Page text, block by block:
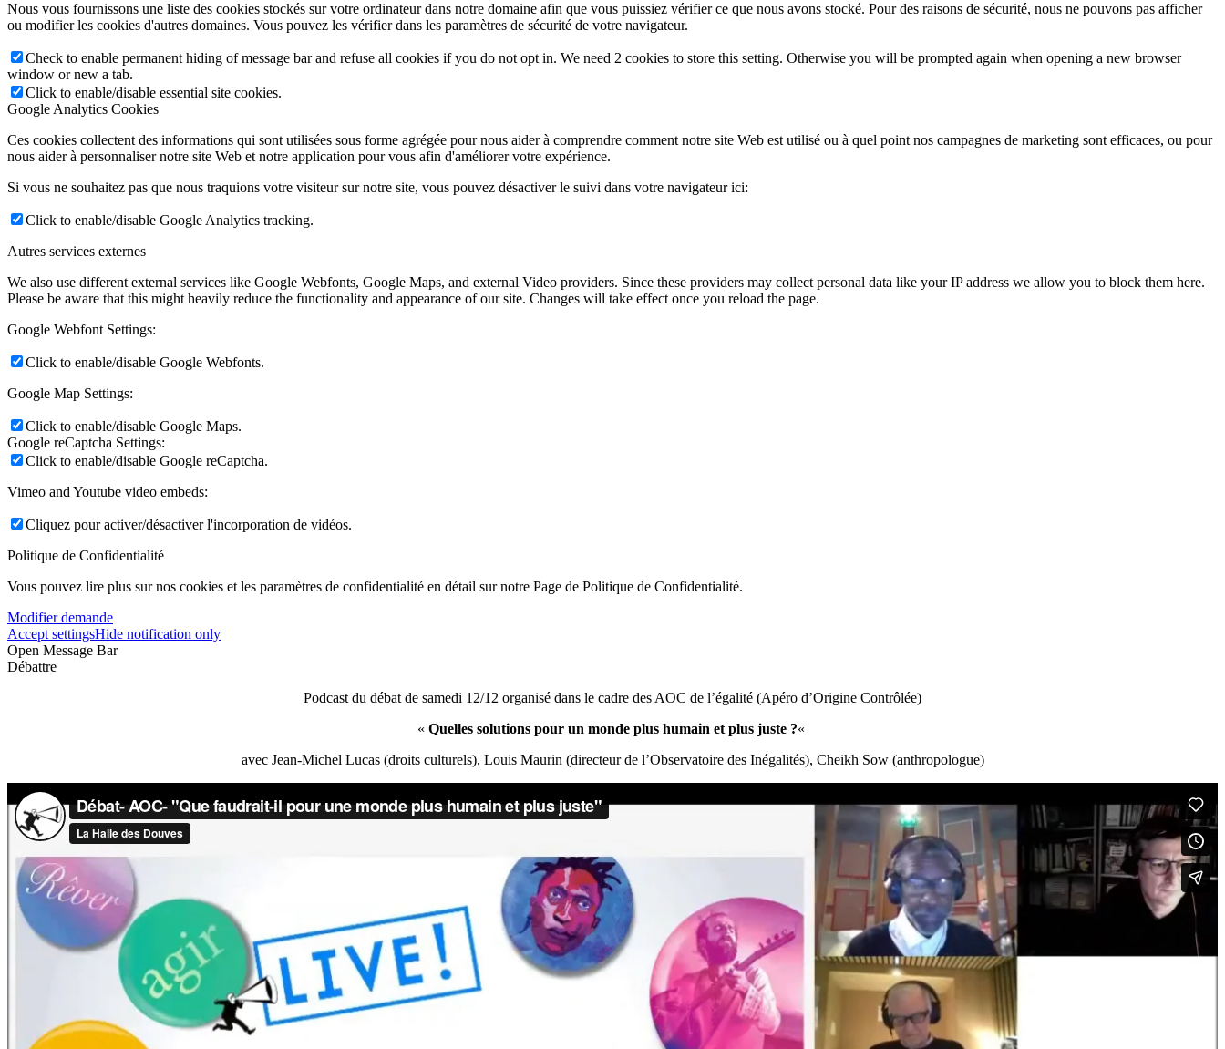
Nous vous fournissons une liste des cookies stockés sur votre ordinateur dans notre domaine afin que vous puissiez vérifier ce que nous avons stocké. Pour des raisons de sécurité, nous ne pouvons pas afficher
ou modifier les cookies d'autres domaines. Vous pouvez les vérifier dans les paramètres de sécurité de votre navigateur.
Check to enable permanent hiding of message bar and refuse all cookies if you do not opt in. We need 2 cookies to store this setting. Otherwise you will be prompted again when opening a new browser
window or new a tab.
Click to enable/disable essential site cookies.
Google Analytics Cookies
Ces cookies collectent des informations qui sont utilisées sous forme agrégée pour nous aider à comprendre comment notre site Web est utilisé ou à quel point nos campagnes de marketing sont efficaces, ou pour
nous aider à personnaliser notre site Web et notre application pour vous afin d'améliorer votre expérience.
Si vous ne souhaitez pas que nous traquions votre visiteur sur notre site, vous pouvez désactiver le suivi dans votre navigateur ici:
Click to enable/disable Google Analytics tracking.
Autres services externes
We also use different external services like Google Webfonts, Google Maps, and external Video providers. Since these providers may collect personal data like your IP address we allow you to block them here.
Please be aware that this might heavily reduce the functionality and appearance of our site. Changes will take effect once you reload the page.
Google Webfont Settings:
Click to enable/disable Google Webfonts.
Google Map Settings:
Click to enable/disable Google Maps.
Google reCaptcha Settings:
Click to enable/disable Google reCaptcha.
Vimeo and Youtube video embeds:
Cliquez pour activer/désactiver l'incorporation de vidéos.
Politique de Confidentialité
Vous pouvez lire plus sur nos cookies et les paramètres de confidentialité en détail sur notre Page de Politique de Confidentialité.
Modifier demande
Accept settingsHide notification only
Open Message Bar
Débattre
Podcast du débat de samedi 12/12 organisé dans le cadre des AOC de l’égalité (Apéro d’Origine Contrôlée)
« Quelles solutions pour un monde plus humain et plus juste ?«
avec Jean-Michel Lucas (droits culturels), Louis Maurin (directeur de l’Observatoire des Inégalités), Cheikh Sow (anthropologue)